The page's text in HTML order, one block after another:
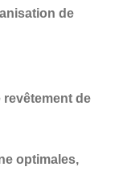
de
revêtement de
optimales,